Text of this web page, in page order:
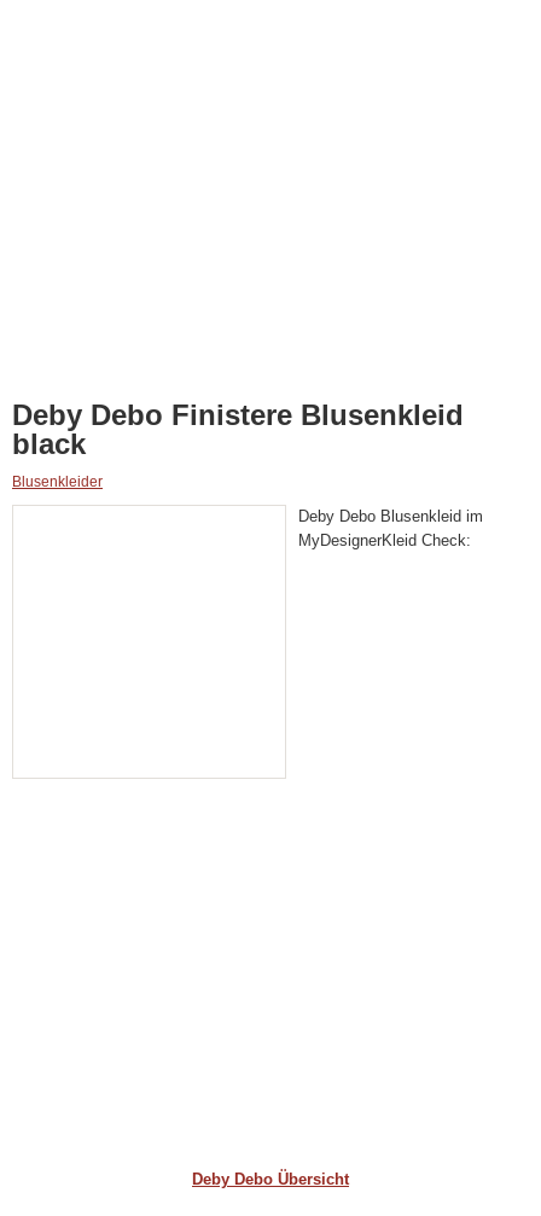
Deby Debo Finistere Blusenkleid
black
Blusenkleider
Deby Debo Blusenkleid im
MyDesignerKleid Check:
Deby Debo Übersicht